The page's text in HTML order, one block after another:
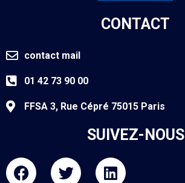
CONTACT
contact mail
01 42 73 90 00
FFSA 3, Rue Cépré 75015 Paris
SUIVEZ-NOUS
F
T
L